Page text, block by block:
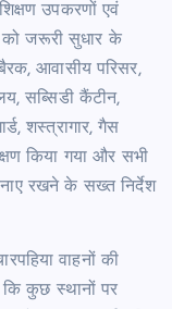
उपकरणों एवं
को जरूरी सुधार के
आवासीय परिसर,
सब्सिडी कैंटीन,
शस्त्रागार, गैस
किया गया और सभी
रखने के सख्त निर्देश
वाहनों की
कि कुछ स्थानों पर